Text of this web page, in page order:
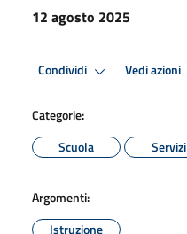
12 agosto 2025
Condividi Vedi azioni
Categorie:
Scuola
Servizi
Argomenti:
Istruzione